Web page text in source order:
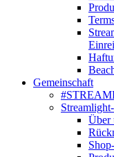
Gemeinschaft
Über